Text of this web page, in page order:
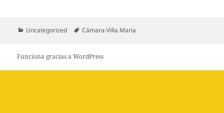
Categorías
Uncategorized Etiquetas
Cámara-Villa Maria
Funciona gracias a WordPress